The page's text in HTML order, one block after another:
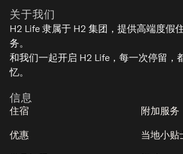
Lower Hirafu - Niseko
9 4
奢华
关于我们
H2 Life 隶属于 H2 集团，提供高端度假
务。
和我们一起开启 H2 Life，每一次停留，
忆。
信息
住宿
附加服务
优惠
当地小贴